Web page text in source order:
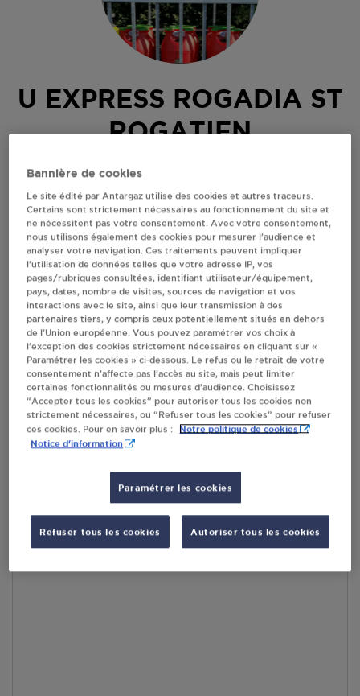
U EXPRESS ROGADIA ST
ROGATIEN
1 BIS ROUTE DE LA JARNE
Revendeur de bouteilles de gaz
S'Y RENDRE
AFFICHER LE TÉLÉPHONE
RECEVOIR LES COORDONNÉES DU REVENDEUR
En cliquant sur « S’y rendre », j’autorise le traitement
d’informations (dont mon adresse IP) et leur transfert hors UE
par Google Maps afin d’afficher la carte.
En savoir plus
Accès
Bannière de cookies
Le site édité par Antargaz utilise des cookies et autres traceurs.
Certains sont strictement nécessaires au fonctionnement du site et
ne nécessitent pas votre consentement. Avec votre consentement,
nous utilisons également des cookies pour mesurer l’audience et
analyser votre navigation. Ces traitements peuvent impliquer
l’utilisation de données telles que votre adresse IP, vos
pages/rubriques consultées, identifiant utilisateur/équipement,
pays, dates, nombre de visites, sources de navigation et vos
interactions avec le site, ainsi que leur transmission à des
partenaires tiers, y compris ceux potentiellement situés en dehors
de l’Union européenne. Vous pouvez paramétrer vos choix à
l’exception des cookies strictement nécessaires en cliquant sur «
Paramétrer les cookies » ci-dessous. Le refus ou le retrait de votre
consentement n’affecte pas l’accès au site, mais peut limiter
certaines fonctionnalités ou mesures d’audience. Choisissez
“Accepter tous les cookies” pour autoriser tous les cookies non
strictement nécessaires, ou “Refuser tous les cookies” pour refuser
ces cookies. Pour en savoir plus :
Notre politique de cookies
Notice d'information
Paramétrer les cookies
Refuser tous les cookies Autoriser tous les cookies